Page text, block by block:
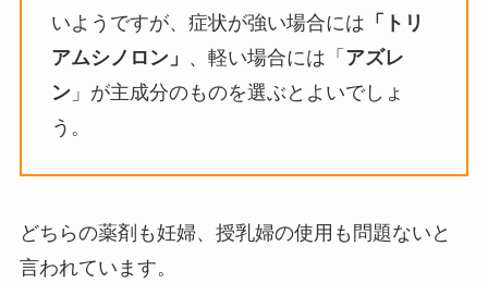
いようですが、症状が強い場合には 「トリ
アムシノロン」 、軽い場合には「 アズレ
ン」が主成分のものを選ぶとよいでしょ
う。
どちらの薬剤も妊婦、授乳婦の使用も問題ないと
言われています。